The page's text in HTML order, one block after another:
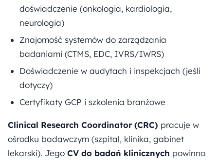
doświadczenie (onkologia, kardiologia,
neurologia)
Znajomość systemów do zarządzania
badaniami (CTMS, EDC, IVRS/IWRS)
Doświadczenie w audytach i inspekcjach (jeśli
dotyczy)
Certyfikaty GCP i szkolenia branżowe
Clinical Research Coordinator (CRC) pracuje w
ośrodku badawczym (szpital, klinika, gabinet
lekarski). Jego CV do badań klinicznych powinno